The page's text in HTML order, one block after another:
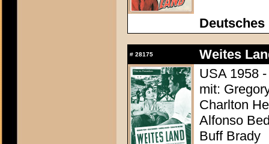
# 28175
Weites
USA 1958
mit:
Charlton
Alfonso
Buff Brady